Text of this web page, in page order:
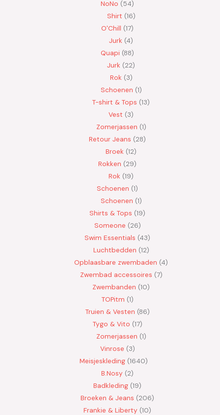
NoNo
54
Shirt 16
O'Chill 17
Jurk 4
Quapi 88
Jurk
22
Rok 3
Schoenen 1
T-shirt & Tops 13
Vest
3
Zomerjassen 1
Retour Jeans
28
Broek 12
Rokken
29
Rok 19
Schoenen 1
Schoenen 1
Shirts & Tops 19
Someone 26
Swim Essentials 43
Luchtbedden 12
Opblaasbare zwembaden 4
Zwembad accessoires 7
Zwembanden 10
TOPitm 1
Truien & Vesten 86
Tygo & Vito 17
Zomerjassen 1
Vinrose 3
Meisjeskleding 1640
B.Nosy
2
Badkleding 19
Broeken & Jeans
206
Frankie & Liberty 10